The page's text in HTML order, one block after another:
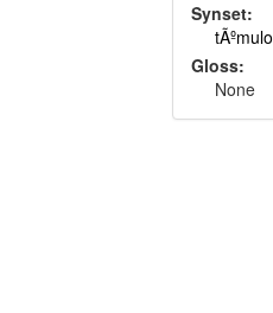
Synset:
tÃºmulo
Gloss:
None